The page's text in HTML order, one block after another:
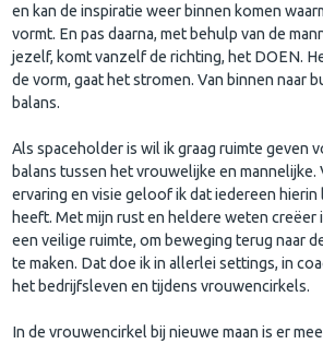
en kan de inspiratie weer binnen komen
vormt. En pas daarna, met behulp van de
jezelf, komt vanzelf de richting, het DOEN.
de vorm, gaat het stromen. Van binnen naar
balans.
Als spaceholder is wil ik graag ruimte geven
balans tussen het vrouwelijke en mannelijke.
ervaring en visie geloof ik dat iedereen hierin
heeft. Met mijn rust en heldere weten creëer
een veilige ruimte, om beweging terug naar
te maken. Dat doe ik in allerlei settings, in
het bedrijfsleven en tijdens vrouwencirkels.
In de vrouwencirkel bij nieuwe maan is er